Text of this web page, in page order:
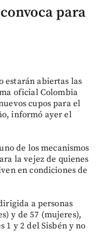
para
estarán abiertas las
oficial Colombia
cupos para el
informó ayer el
de los mecanismos
la vejez de quienes
en condiciones de
a personas
y de 57 (mujeres),
1 y 2 del Sisbén y no